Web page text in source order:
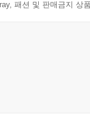
패션 및 판매금지 상